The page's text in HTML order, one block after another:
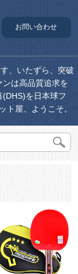
お問い合わせ
、いたずら、突破
ンは高品質追求を
を日本球フ
ト屋、ようこそ。